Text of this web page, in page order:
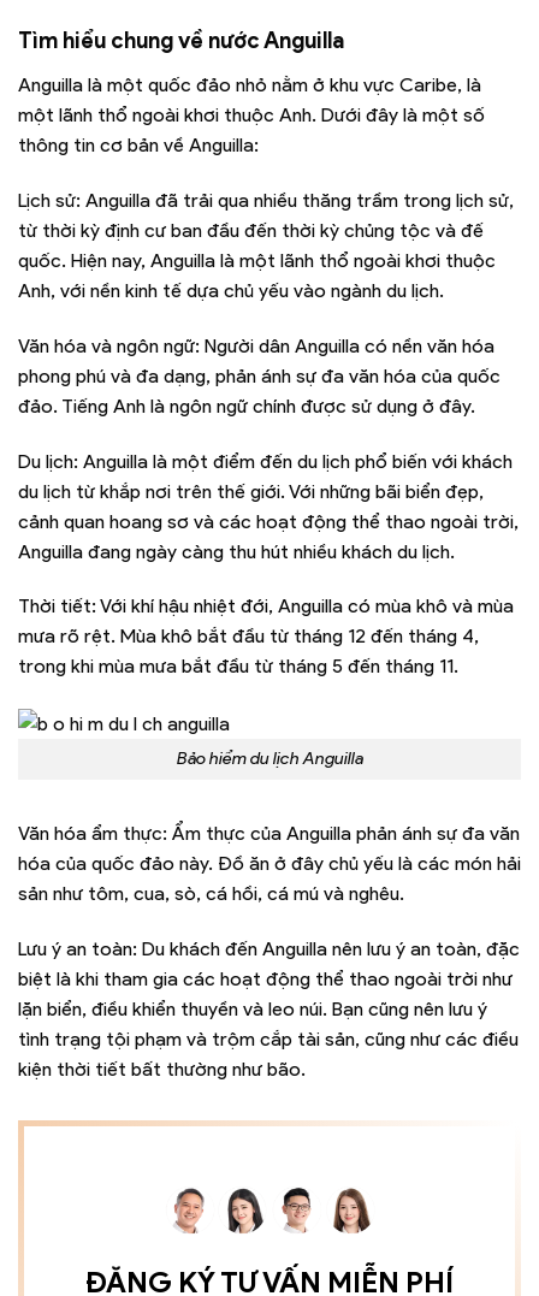
Tìm hiểu chung về nước Anguilla
Anguilla là một quốc đảo nhỏ nằm ở khu vực Caribe, là
một lãnh thổ ngoài khơi thuộc Anh. Dưới đây là một số
thông tin cơ bản về Anguilla:
Lịch sử: Anguilla đã trải qua nhiều thăng trầm trong lịch sử,
từ thời kỳ định cư ban đầu đến thời kỳ chủng tộc và đế
quốc. Hiện nay, Anguilla là một lãnh thổ ngoài khơi thuộc
Anh, với nền kinh tế dựa chủ yếu vào ngành du lịch.
Văn hóa và ngôn ngữ: Người dân Anguilla có nền văn hóa
phong phú và đa dạng, phản ánh sự đa văn hóa của quốc
đảo. Tiếng Anh là ngôn ngữ chính được sử dụng ở đây.
Du lịch: Anguilla là một điểm đến du lịch phổ biến với khách
du lịch từ khắp nơi trên thế giới. Với những bãi biển đẹp,
cảnh quan hoang sơ và các hoạt động thể thao ngoài trời,
Anguilla đang ngày càng thu hút nhiều khách du lịch.
Thời tiết: Với khí hậu nhiệt đới, Anguilla có mùa khô và mùa
mưa rõ rệt. Mùa khô bắt đầu từ tháng 12 đến tháng 4,
trong khi mùa mưa bắt đầu từ tháng 5 đến tháng 11.
Bảo hiểm du lịch Anguilla
Văn hóa ẩm thực: Ẩm thực của Anguilla phản ánh sự đa văn
hóa của quốc đảo này. Đồ ăn ở đây chủ yếu là các món hải
sản như tôm, cua, sò, cá hồi, cá mú và nghêu.
Lưu ý an toàn: Du khách đến Anguilla nên lưu ý an toàn, đặc
biệt là khi tham gia các hoạt động thể thao ngoài trời như
lặn biển, điều khiển thuyền và leo núi. Bạn cũng nên lưu ý
tình trạng tội phạm và trộm cắp tài sản, cũng như các điều
kiện thời tiết bất thường như bão.
ĐĂNG KÝ TƯ VẤN MIỄN PHÍ